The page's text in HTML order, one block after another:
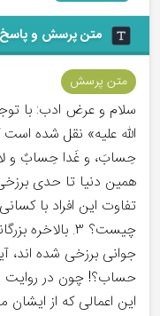
متن پرسش و پاسخ
متن پرسش
سلام و عرض ادب: با
الله علیه» نقل شده است
تفاوت این افراد با
چیست؟ ۳.
جوانی برزخی شده اند،
حساب؟! چون در روایت
این اعمالی که از